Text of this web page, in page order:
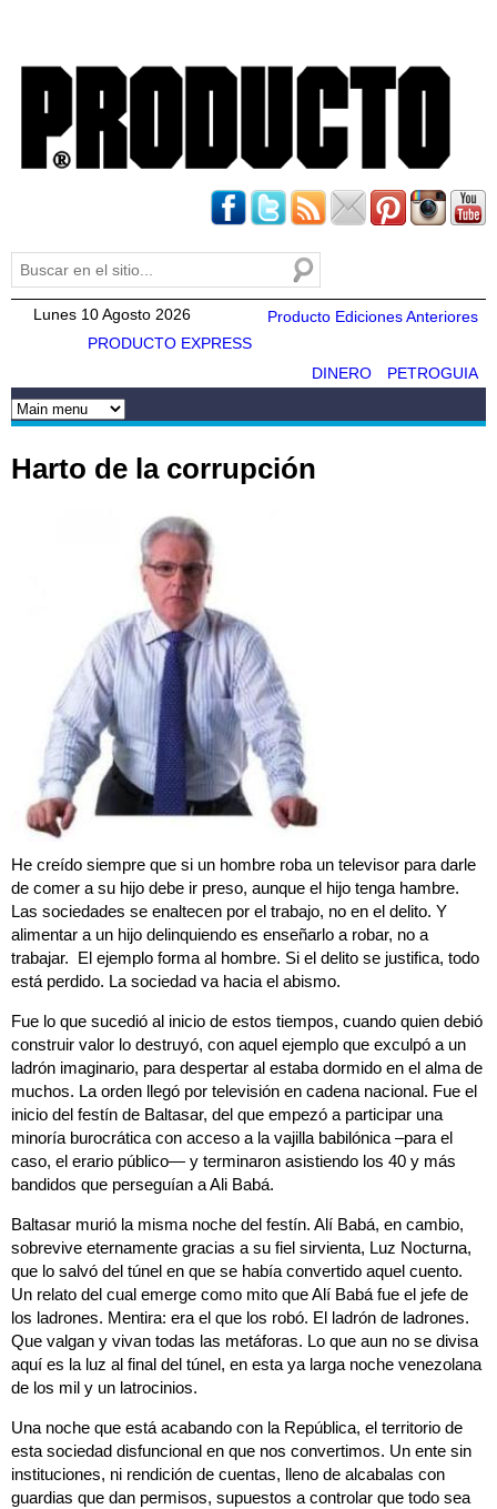
Formulario de búsqueda
Buscar
Lunes 10 Agosto 2026
Producto Ediciones Anteriores
PRODUCTO EXPRESS
PETROGUIA
DINERO
Harto de la corrupción
He creído siempre que si un hombre roba un televisor para darle
de comer a su hijo debe ir preso, aunque el hijo tenga hambre.
Las sociedades se enaltecen por el trabajo, no en el delito. Y
alimentar a un hijo delinquiendo es enseñarlo a robar, no a
trabajar. El ejemplo forma al hombre. Si el delito se justifica, todo
está perdido. La sociedad va hacia el abismo.
Fue lo que sucedió al inicio de estos tiempos, cuando quien debió
construir valor lo destruyó, con aquel ejemplo que exculpó a un
ladrón imaginario, para despertar al estaba dormido en el alma de
muchos. La orden llegó por televisión en cadena nacional. Fue el
inicio del festín de Baltasar, del que empezó a participar una
minoría burocrática con acceso a la vajilla babilónica –para el
caso, el erario público— y terminaron asistiendo los 40 y más
bandidos que perseguían a Ali Babá.
Baltasar murió la misma noche del festín. Alí Babá, en cambio,
sobrevive eternamente gracias a su fiel sirvienta, Luz Nocturna,
que lo salvó del túnel en que se había convertido aquel cuento.
Un relato del cual emerge como mito que Alí Babá fue el jefe de
los ladrones. Mentira: era el que los robó. El ladrón de ladrones.
Que valgan y vivan todas las metáforas. Lo que aun no se divisa
aquí es la luz al final del túnel, en esta ya larga noche venezolana
de los mil y un latrocinios.
Una noche que está acabando con la República, el territorio de
esta sociedad disfuncional en que nos convertimos. Un ente sin
instituciones, ni rendición de cuentas, lleno de alcabalas con
guardias que dan permisos, supuestos a controlar que todo sea